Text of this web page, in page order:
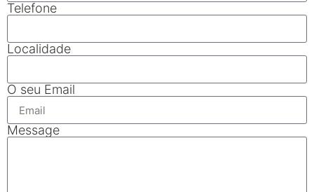
Telefone
Localidade
O seu Email
Message